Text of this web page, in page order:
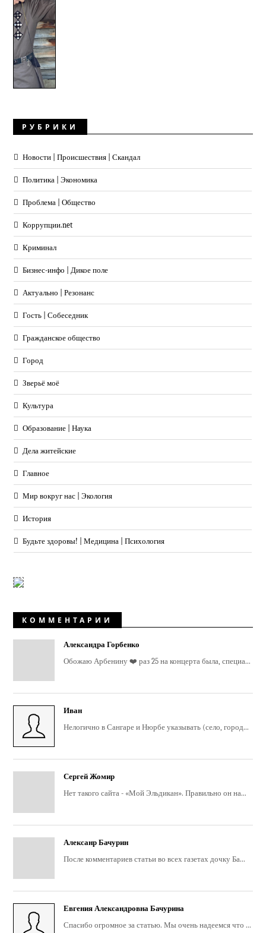
РУБРИКИ
Новости | Происшествия | Скандал
Политика | Экономика
Проблема | Общество
Коррупции.net
Криминал
Бизнес-инфо | Дикое поле
Актуально | Резонанс
Гость | Собеседник
Гражданское общество
Город
Зверьё моё
Культура
Образование | Наука
Дела житейские
Главное
Мир вокруг нас | Экология
История
Будьте здоровы! | Медицина | Психология
КОММЕНТАРИИ
Александра Горбенко
Обожаю Арбенину ❤️ раз 25 на концерта была, специа...
Иван
Нелогично в Сангаре и Нюрбе указывать (село, город...
Сергей Жомир
Нет такого сайта - «Мой Эльдикан». Правильно он на...
Алексанр Бачурин
После комментариев статьи во всех газетах дочку Ба...
Евгения Александровна Бачурина
Спасибо огромное за статью. Мы очень надеемся что ...